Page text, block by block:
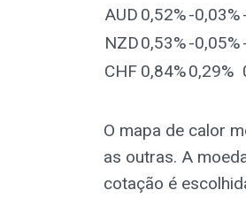
AUD 0,52%-0,03%
NZD0,53%-0,05%
CHF 0,84%0,29%
O mapa de calor
as outras. A
cotação é